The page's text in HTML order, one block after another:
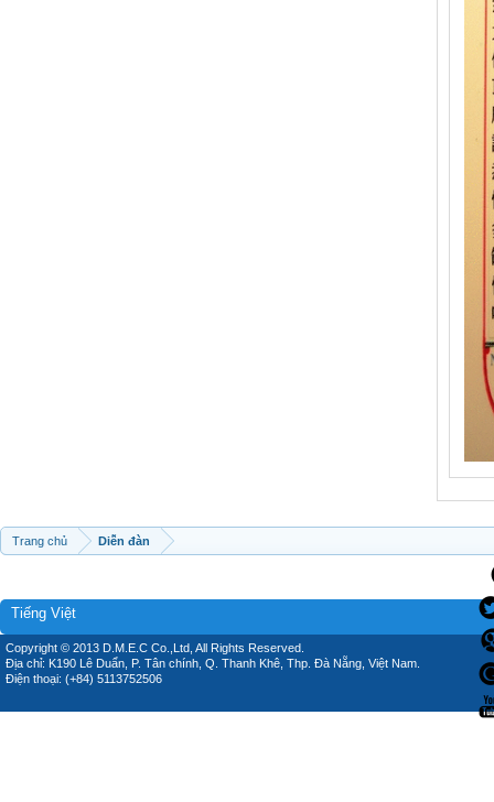
Trang chủ Diễn đàn
Tiếng Việt
Copyright © 2013 D.M.E.C Co.,Ltd, All Rights Reserved.
Địa chỉ: K190 Lê Duẩn, P. Tân chính, Q. Thanh Khê, Thp. Đà Nẵng, Việt Nam.
Điện thoại: (+84) 5113752506